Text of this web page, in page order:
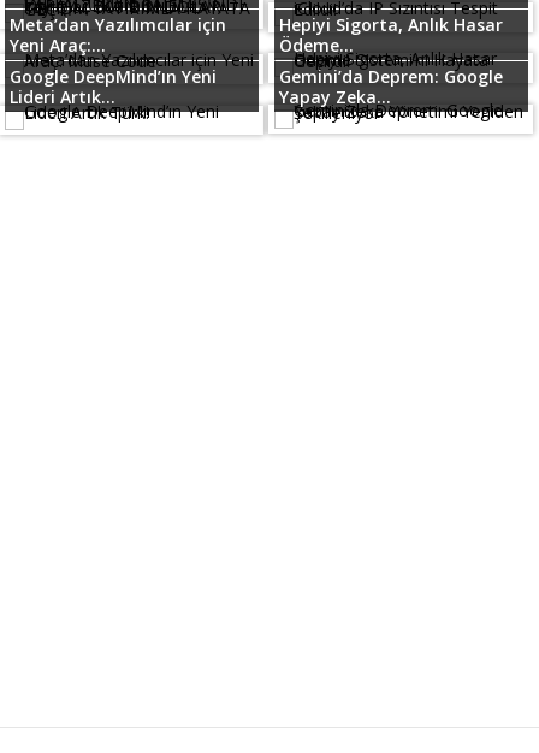
Meta’dan Yazılımcılar için
Yeni Araç:...
Hepiyi Sigorta, Anlık Hasar
Ödeme...
Google DeepMind’ın Yeni
Lideri Artık...
Gemini’da Deprem: Google
Yapay Zeka...